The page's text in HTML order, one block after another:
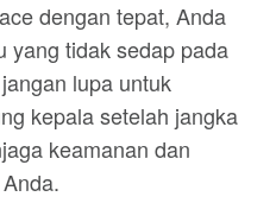
dengan tepat, Anda
yang tidak sedap pada
lupa untuk
kepala setelah jangka
keamanan dan